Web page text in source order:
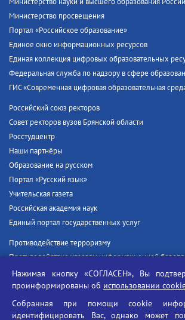
Министерство просвещения
Портал «Российское образование»
Единое окно информационных ресурсов
Единая коллекция цифровых образовательных
Федеральная служба по надзору в сфере
ГИС «Современная цифровая образовательная
Российский союз ректоров
Совет ректоров вузов Брянской области
Росстудцентр
Наши партнёры
Образование на русском
Портал «Русский язык»
Учительская газета
Российская академия наук
Единый портал государственных услуг
Противодействие терроризму
Противодействие угрозам информационной
Социальные ролики - Генеральная прокуратура РФ
Противодействие коррупции
БГУ против наркотиков
Нажимая кнопку «СОГЛАСЕН», Вы
проинформированы об использовании
Собранная при помощи cookie
идентифицировать Вас, однако может